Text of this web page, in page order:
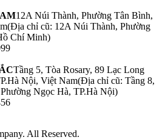
12A Núi Thành, Phường Tân Bình,
(Địa chỉ cũ: 12A Núi Thành, Phường
Chí Minh)
Tầng 5, Tòa Rosary, 89 Lạc Long
Nội, Việt Nam(Địa chỉ cũ: Tầng 8,
Ngọc Hà, TP.Hà Nội)
All Reserved.